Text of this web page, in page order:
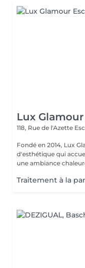
Lux
118, Rue de l'Azette
Fondé en 2014, Lux
d'esthétique qui
une ambiance
Traitement à la